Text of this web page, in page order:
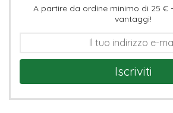
A partire da ordine minimo di 25 € -
vantaggi!
Iscriviti